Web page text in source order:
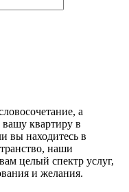
а
вашу квартиру в
вы находитесь в
наши
целый спектр услуг,
и желания.